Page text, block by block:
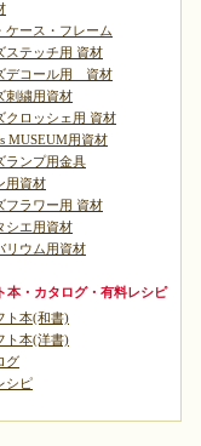
ケース・フレーム
ステッチ用 資材
デコール用 資材
刺繍用資材
クロッシェ用 資材
MUSEUM用資材
ランプ用金具
用資材
フラワー用 資材
シエ用資材
リウム用資材
本・カタログ・有料レシピ
ト本(和書)
ト本(洋書)
グ
シピ